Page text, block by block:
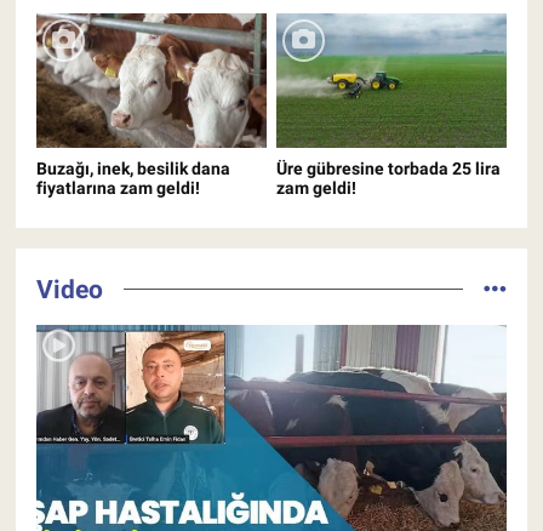
renkli anlara sahne oldu
Buzağı, inek, besilik dana
fiyatlarına zam geldi!
Üre gübresine torbada 25 lira
zam geldi!
Video